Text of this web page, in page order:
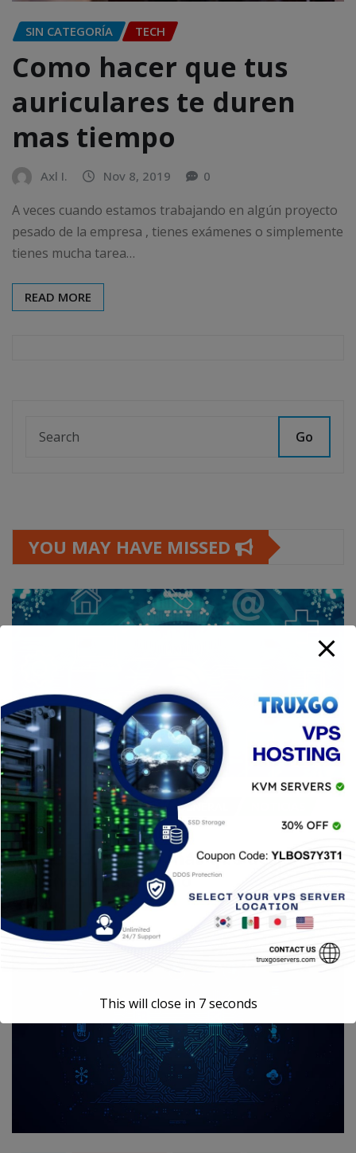
SIN CATEGORÍA TECH
Como hacer que tus
auriculares te duren
mas tiempo
Axl I. Nov 8, 2019 0
A veces cuando estamos trabajando en algún proyecto
pesado de la empresa , tienes exámenes o simplemente
tienes mucha tarea…
READ MORE
Go
YOU MAY HAVE MISSED
APPS DISPOSITIVOS GENERAL
TECH
TECNOLOGÍA
Redes 5G: Mucho más que descargar
archivos más rápido
Carlos Conde Ago 5, 2026
This will close in 6seconds